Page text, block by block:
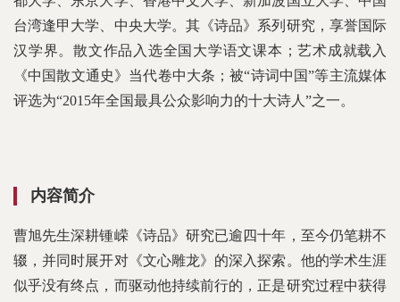
台湾逢甲大学、中央大学。其《诗品》系列研究，享誉国际
汉学界。散文作品入选全国大学语文课本；艺术成就载入
《中国散文通史》当代卷中大条；被“诗词中国”等主流媒体
评选为“2015年全国最具公众影响力的十大诗人”之一。
内容简介
曹旭先生深耕锺嵘《诗品》研究已逾四十年，至今仍笔耕不
辍，并同时展开对《文心雕龙》的深入探索。他的学术生涯
似乎没有终点，而驱动他持续前行的，正是研究过程中获得